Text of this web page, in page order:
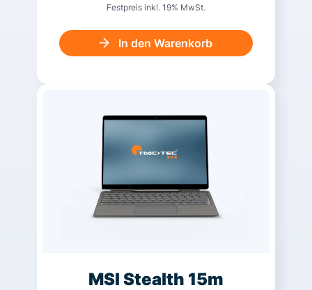
Festpreis inkl. 19% MwSt.
In den Warenkorb
MSI Stealth 15m